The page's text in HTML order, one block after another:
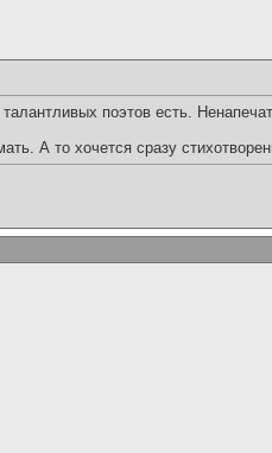
поэтов есть.
А то хочется сразу